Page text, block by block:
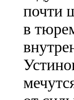
почти
в